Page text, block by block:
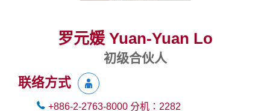
罗元媛 Yuan-Yuan Lo
初级合伙人
联络方式
+886-2-2763-8000 分机： 2282